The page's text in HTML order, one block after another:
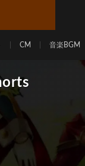
CM 音楽BGM